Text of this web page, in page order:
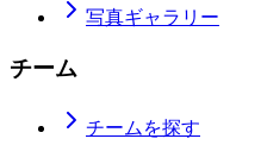
写真ギャラリー
チーム
チームを探す